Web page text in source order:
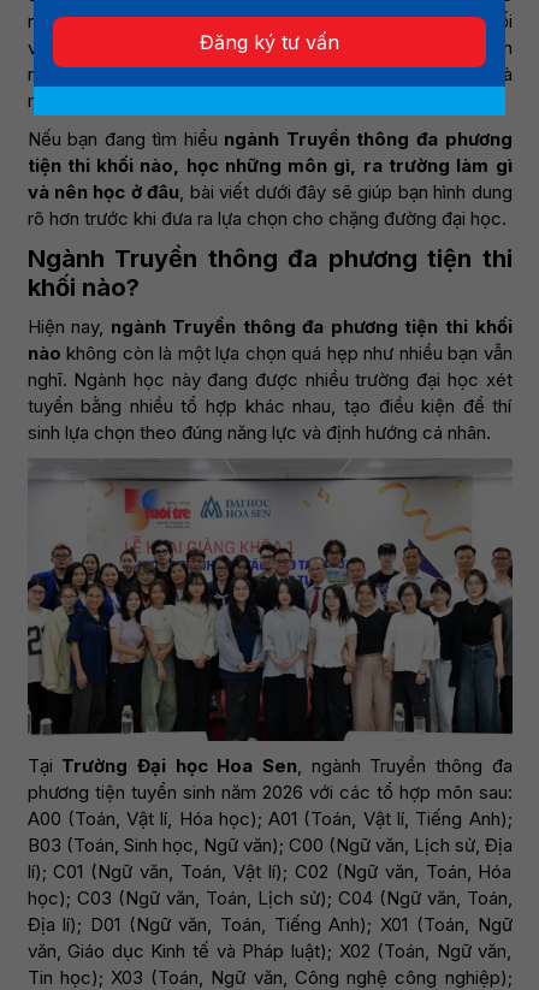
nền tảng trực tuyến đang chi phối cách thương hiệu kết nối
với công chúng, Truyền thông đa phương tiện trở thành
ngành học hấp dẫn với nhiều bạn trẻ yêu thích sáng tạo và
mong muốn làm việc trong môi trường năng động.
Nếu bạn đang tìm hiểu ngành Truyền thông đa phương
tiện thi khối nào, học những môn gì, ra trường làm gì
và nên học ở đâu, bài viết dưới đây sẽ giúp bạn hình dung
rõ hơn trước khi đưa ra lựa chọn cho chặng đường đại học.
Ngành Truyền thông đa phương tiện thi
khối nào?
Hiện nay, ngành Truyền thông đa phương tiện thi khối
nào không còn là một lựa chọn quá hẹp như nhiều bạn vẫn
nghĩ. Ngành học này đang được nhiều trường đại học xét
tuyển bằng nhiều tổ hợp khác nhau, tạo điều kiện để thí
sinh lựa chọn theo đúng năng lực và định hướng cá nhân.
Tại Trường Đại học Hoa Sen, ngành Truyền thông đa
phương tiện tuyển sinh năm 2026 với các tổ hợp môn sau:
A00 (Toán, Vật lí, Hóa học); A01 (Toán, Vật lí, Tiếng Anh);
B03 (Toán, Sinh học, Ngữ văn); C00 (Ngữ văn, Lịch sử, Địa
lí); C01 (Ngữ văn, Toán, Vật lí); C02 (Ngữ văn, Toán, Hóa
học); C03 (Ngữ văn, Toán, Lịch sử); C04 (Ngữ văn, Toán,
Địa lí); D01 (Ngữ văn, Toán, Tiếng Anh); X01 (Toán, Ngữ
văn, Giáo dục Kinh tế và Pháp luật); X02 (Toán, Ngữ văn,
Tin học); X03 (Toán, Ngữ văn, Công nghệ công nghiệp);
Đăng ký tư vấn